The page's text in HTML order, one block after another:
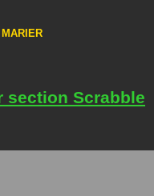
MARIER
section Scrabble